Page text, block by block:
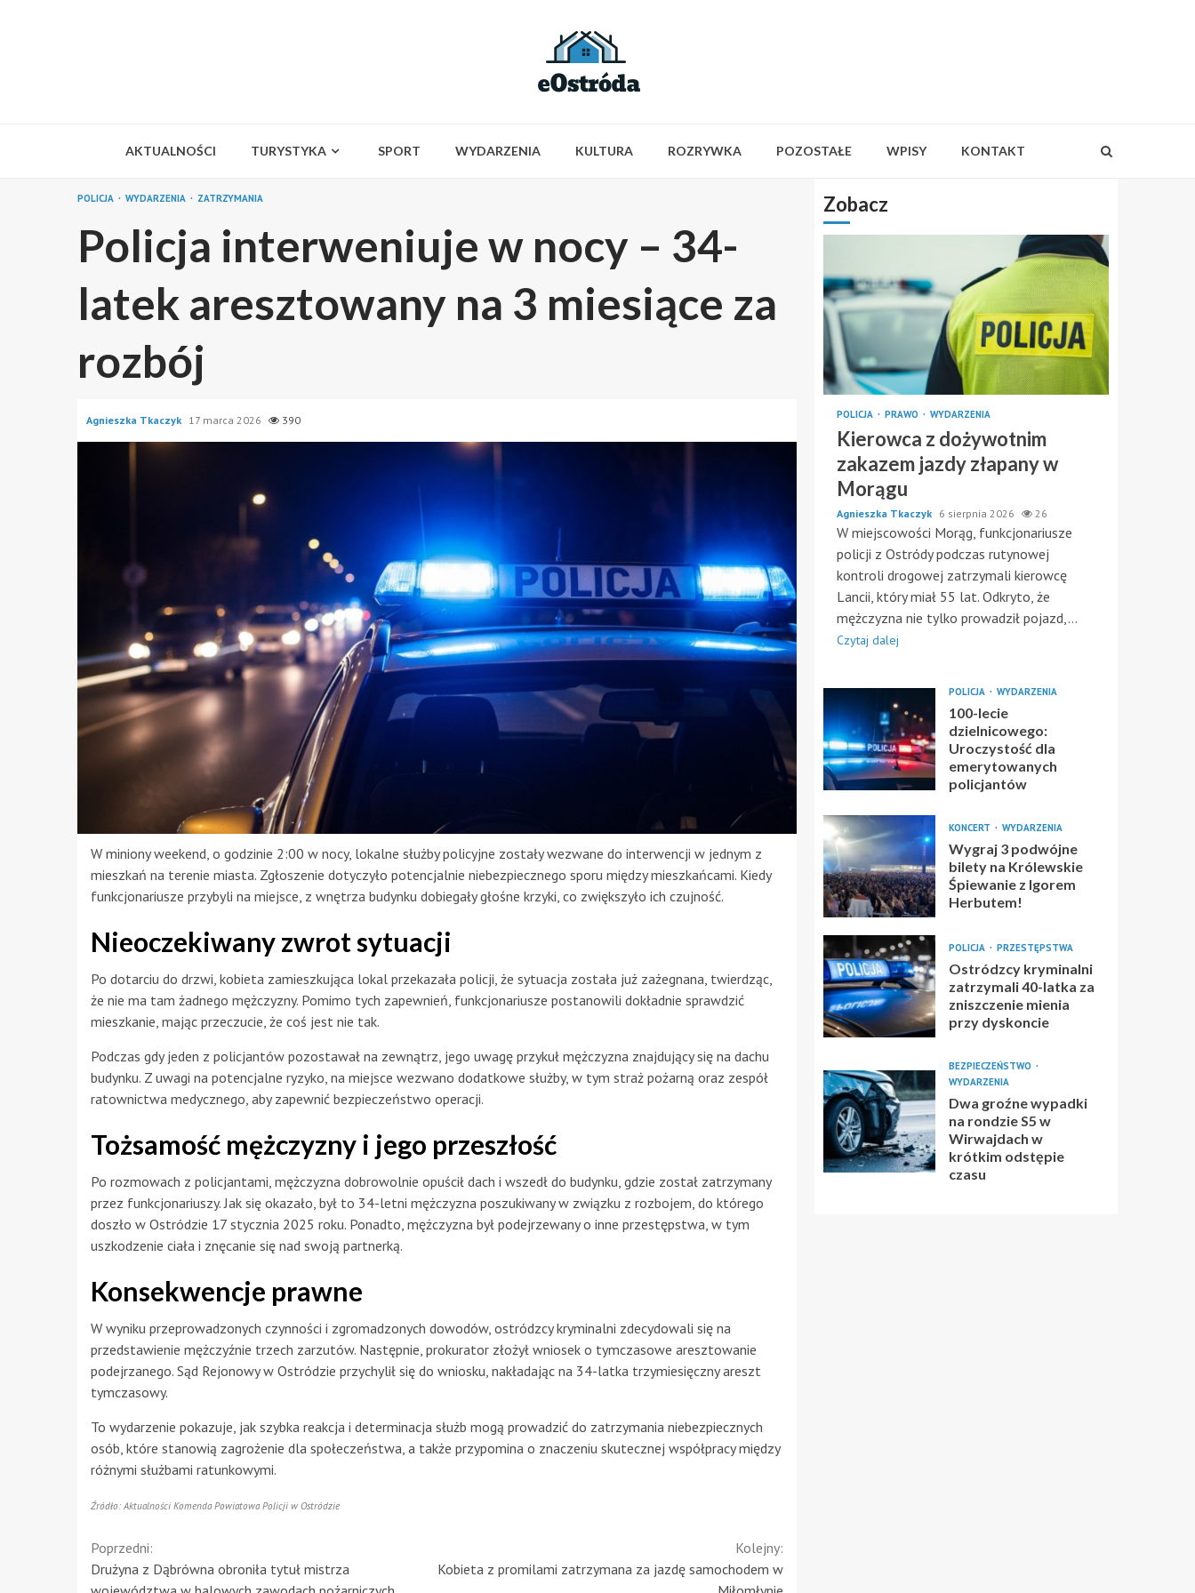
AKTUALNOŚCI TURYSTYKA SPORT WYDARZENIA KULTURA ROZRYWKA POZOSTAŁE WPISY KONTAKT
POLICJA WYDARZENIA ZATRZYMANIA
Policja interweniuje w nocy – 34-
latek aresztowany na 3 miesiące za
rozbój
Agnieszka Tkaczyk 17 marca 2026 390
W miniony weekend, o godzinie 2:00 w nocy, lokalne służby policyjne zostały wezwane do interwencji w jednym z
mieszkań na terenie miasta. Zgłoszenie dotyczyło potencjalnie niebezpiecznego sporu między mieszkańcami. Kiedy
funkcjonariusze przybyli na miejsce, z wnętrza budynku dobiegały głośne krzyki, co zwiększyło ich czujność.
Nieoczekiwany zwrot sytuacji
Po dotarciu do drzwi, kobieta zamieszkująca lokal przekazała policji, że sytuacja została już zażegnana, twierdząc,
że nie ma tam żadnego mężczyzny. Pomimo tych zapewnień, funkcjonariusze postanowili dokładnie sprawdzić
mieszkanie, mając przeczucie, że coś jest nie tak.
Podczas gdy jeden z policjantów pozostawał na zewnątrz, jego uwagę przykuł mężczyzna znajdujący się na dachu
budynku. Z uwagi na potencjalne ryzyko, na miejsce wezwano dodatkowe służby, w tym straż pożarną oraz zespół
ratownictwa medycznego, aby zapewnić bezpieczeństwo operacji.
Tożsamość mężczyzny i jego przeszłość
Po rozmowach z policjantami, mężczyzna dobrowolnie opuścił dach i wszedł do budynku, gdzie został zatrzymany
przez funkcjonariuszy. Jak się okazało, był to 34-letni mężczyzna poszukiwany w związku z rozbojem, do którego
doszło w Ostródzie 17 stycznia 2025 roku. Ponadto, mężczyzna był podejrzewany o inne przestępstwa, w tym
uszkodzenie ciała i znęcanie się nad swoją partnerką.
Konsekwencje prawne
W wyniku przeprowadzonych czynności i zgromadzonych dowodów, ostródzcy kryminalni zdecydowali się na
przedstawienie mężczyźnie trzech zarzutów. Następnie, prokurator złożył wniosek o tymczasowe aresztowanie
podejrzanego. Sąd Rejonowy w Ostródzie przychylił się do wniosku, nakładając na 34-latka trzymiesięczny areszt
tymczasowy.
To wydarzenie pokazuje, jak szybka reakcja i determinacja służb mogą prowadzić do zatrzymania niebezpiecznych
osób, które stanowią zagrożenie dla społeczeństwa, a także przypomina o znaczeniu skutecznej współpracy między
różnymi służbami ratunkowymi.
Źródło: Aktualności Komenda Powiatowa Policji w Ostródzie
Continue
Poprzedni:
Drużyna z Dąbrówna obroniła tytuł mistrza
Kolejny:
Kobieta z promilami zatrzymana za jazdę samochodem w
Zobacz
POLICJA PRAWO WYDARZENIA
Kierowca z dożywotnim
zakazem jazdy złapany w
Morągu
Agnieszka Tkaczyk 6 sierpnia 2026 26
W miejscowości Morąg, funkcjonariusze
policji z Ostródy podczas rutynowej
kontroli drogowej zatrzymali kierowcę
Lancii, który miał 55 lat. Odkryto, że
mężczyzna nie tylko prowadził pojazd,...
Czytaj dalej
POLICJA WYDARZENIA
100-lecie
dzielnicowego:
Uroczystość dla
emerytowanych
policjantów
KONCERT WYDARZENIA
Wygraj 3 podwójne
bilety na Królewskie
Śpiewanie z Igorem
Herbutem!
POLICJA PRZESTĘPSTWA
Ostródzcy kryminalni
zatrzymali 40-latka za
zniszczenie mienia
przy dyskoncie
BEZPIECZEŃSTWO
WYDARZENIA
Dwa groźne wypadki
na rondzie S5 w
Wirwajdach w
krótkim odstępie
czasu